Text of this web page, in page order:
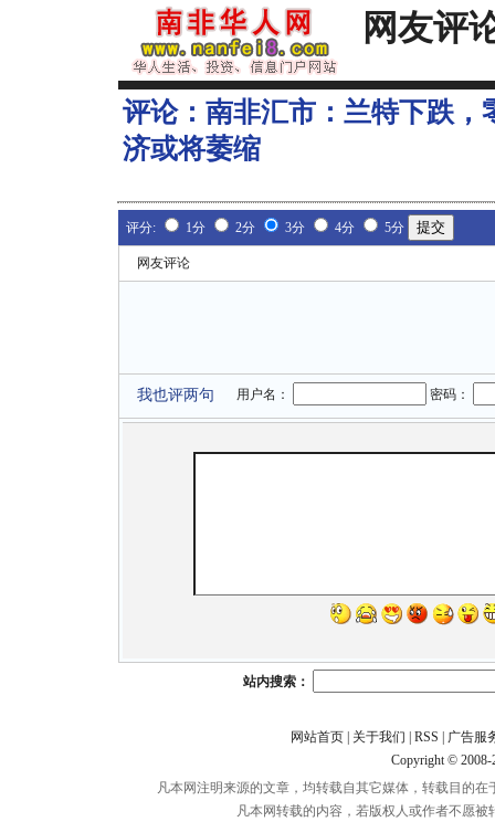
网友评
评论： 南非汇市：兰特下跌，
济或将萎缩
评分: 1分 2分 3分 4分 5分
网友评论
我也评两句 用户名： 密码：
站内搜索：
网站首页| 关于我们 RSS
广告服
Copyright ©
凡本网注明来源的文章，均转载自其它媒体，转载目的
凡本网转载的内容，若版权人或作者不愿